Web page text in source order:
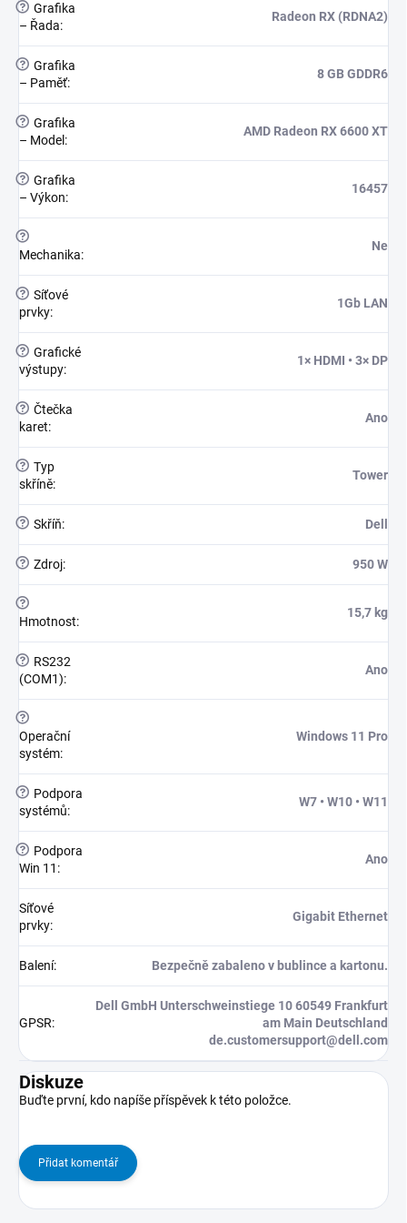
? Grafika
– Řada:
Radeon RX (RDNA2)
? Grafika
– Paměť:
8 GB GDDR6
? Grafika
– Model :
AMD Radeon RX 6600 XT
? Grafika
– Výkon:
16457
?
Mechanika:
Ne
? Síťové
prvky:
1Gb LAN
? Grafické
výstupy:
1× HDMI • 3× DP
? Čtečka
karet:
Ano
? Typ
skříně:
Tower
? Skříň: Dell
? Zdroj: 950 W
?
Hmotnost:
15,7 kg
?
RS232
(COM1):
Ano
?
Operační
systém:
Windows 11 Pro
?
Podpora
systémů:
W7 • W10 • W11
?
Podpora
Win 11 :
Ano
Síťové
prvky:
Gigabit Ethernet
Balení: Bezpečně zabaleno v bublince a kartonu.
GPSR:
Dell GmbH Unterschweinstiege 10 60549 Frankfurt
am Main Deutschland
de.customersupport@dell.com
Diskuze
Buďte první, kdo napíše příspěvek k této položce.
Přidat komentář